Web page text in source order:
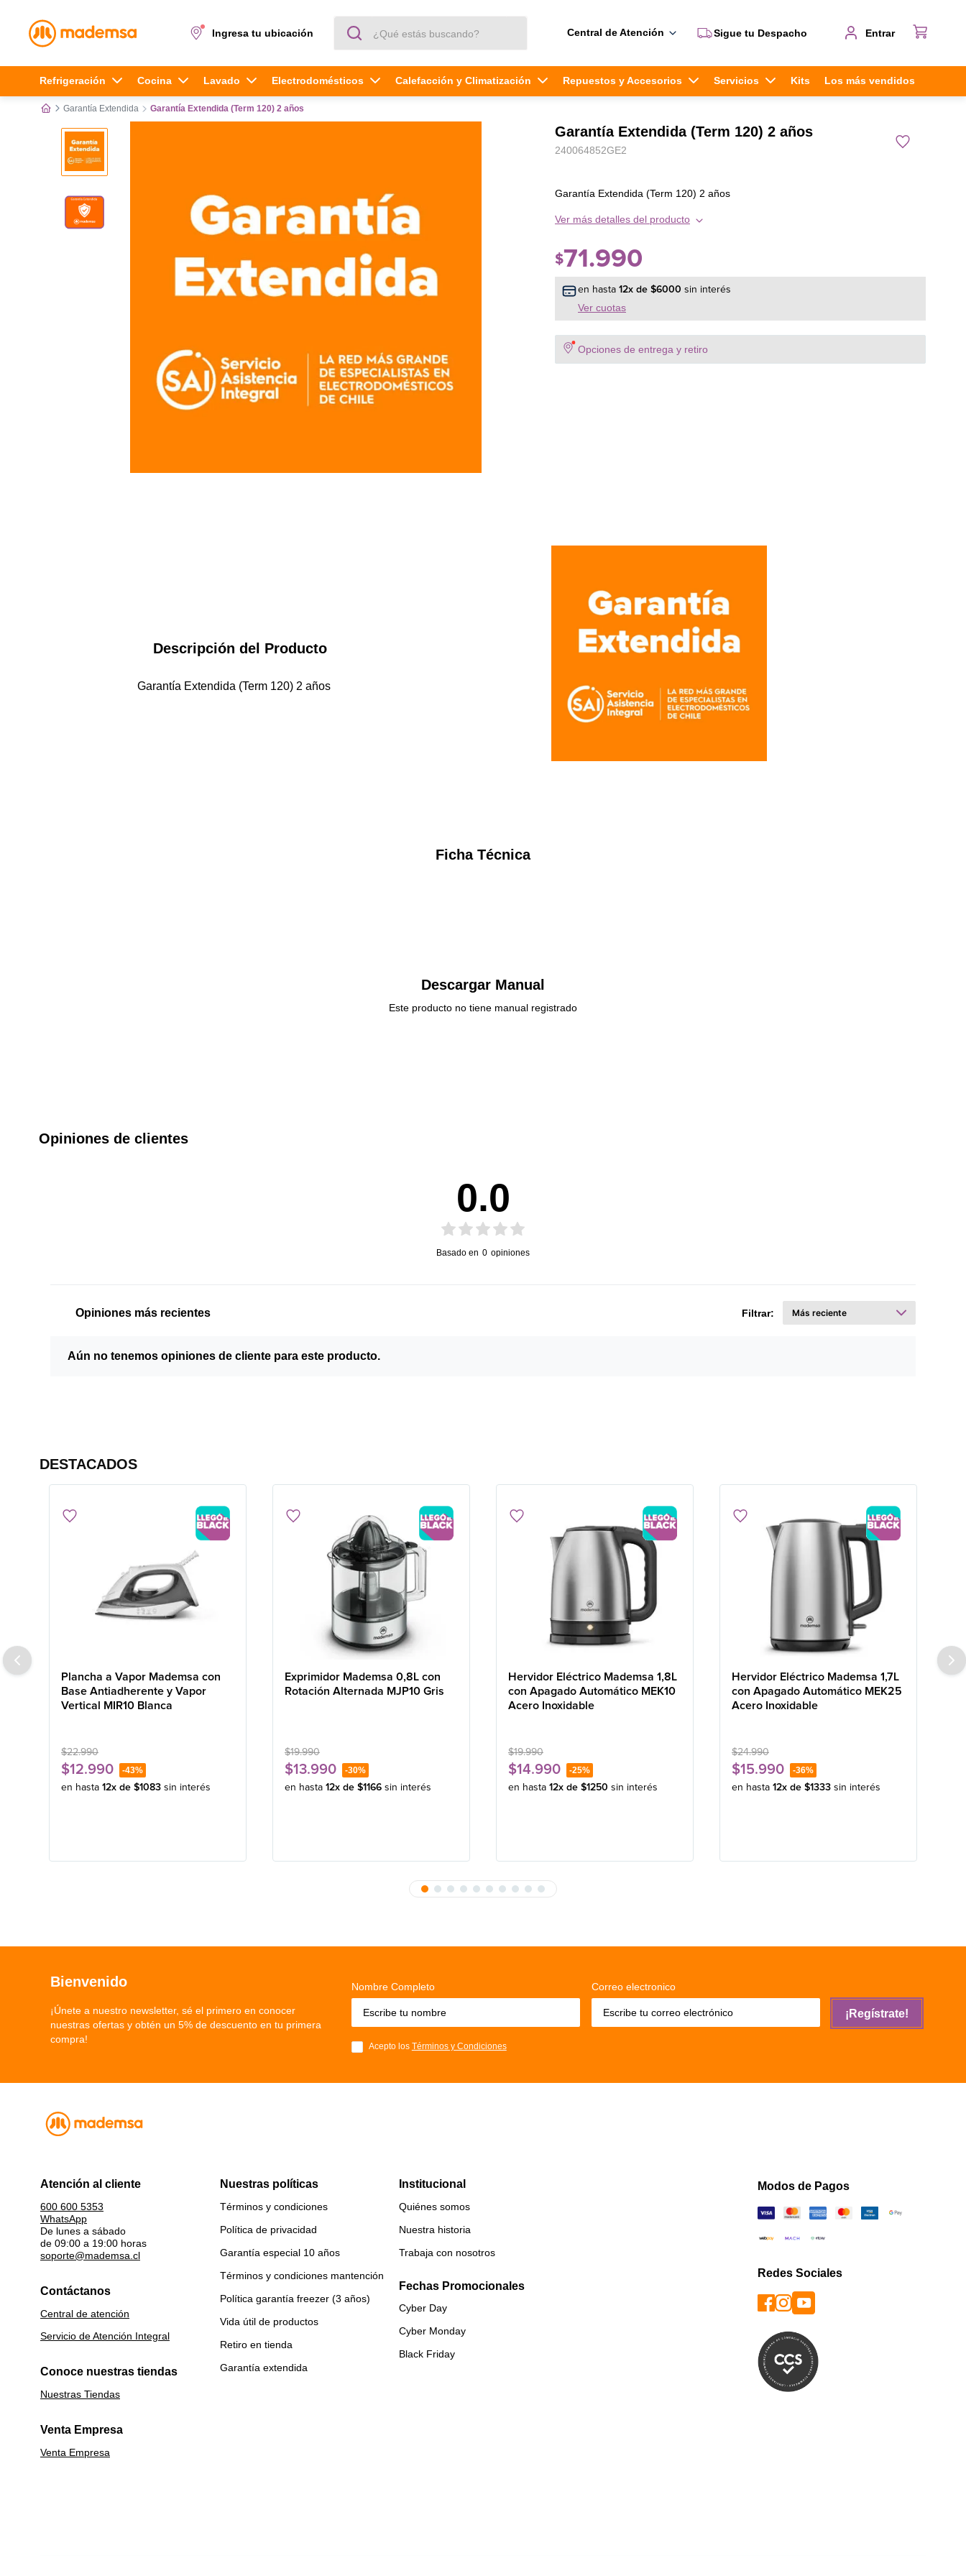
Ingresa tu ubicación
Términos más buscados
1. cocina 4 platos
lavadora
refrigerador
secadora
Central de Atención Sigue tu Despacho Entrar
Refrigeración Cocina Lavado Electrodomésticos Calefacción y Climatización Repuestos y Accesorios Servicios Kits Los más vendidos
Garantía Extendida Garantía Extendida (Term 120) 2 años
Garantía Extendida (Term 120) 2 años
240064852GE2
Garantía Extendida (Term 120) 2 años
Ver más detalles del producto
$71 .990
en hasta 12x de $6000 sin interés
Ver cuotas
Opciones de entrega y retiro
Descripción del Producto
Garantía Extendida (Term 120) 2 años
Ficha Técnica
Descargar Manual
Este producto no tiene manual registrado
Opiniones de clientes
0.0
Basado en 0 opiniones
Opiniones más recientes Filtrar:
Aún no tenemos opiniones de cliente para este producto.
DESTACADOS
Plancha a Vapor Mademsa con
Base Antiadherente y Vapor
Vertical MIR10 Blanca
$22.990
$12.990 -43%
en hasta 12x de $1083 sin interés
Exprimidor Mademsa 0,8L con
Rotación Alternada MJP10 Gris
$19.990
$13.990 -30%
en hasta 12x de $1166 sin interés
Hervidor Eléctrico Mademsa 1,8L
con Apagado Automático MEK10
Acero Inoxidable
$19.990
$14.990 -25%
en hasta 12x de $1250 sin interés
Hervidor Eléctrico Mademsa 1,7L
con Apagado Automático MEK25
Acero Inoxidable
$24.990
$15.990 -36%
en hasta 12x de $1333 sin interés
Bienvenido
¡Únete a nuestro newsletter, sé el primero en conocer
nuestras ofertas y obtén un 5% de descuento en tu primera
compra!
Nombre Completo Correo electronico
Acepto los Términos y Condiciones
¡Regístrate!
Atención al cliente
600 600 5353
WhatsApp
De lunes a sábado
de 09:00 a 19:00 horas
soporte@mademsa.cl
Contáctanos
Central de atención
Servicio de Atención Integral
Conoce nuestras tiendas
Nuestras Tiendas
Venta Empresa
Venta Empresa
Nuestras políticas
Términos y condiciones
Política de privacidad
Garantía especial 10 años
Términos y condiciones mantención
Política garantía freezer (3 años)
Vida útil de productos
Retiro en tienda
Garantía extendida
Institucional
Quiénes somos
Nuestra historia
Trabaja con nosotros
Fechas Promocionales
Cyber Day
Cyber Monday
Black Friday
Modos de Pagos
Redes Sociales